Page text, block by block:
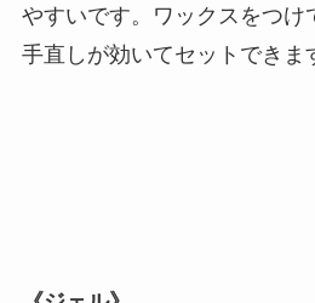
やすいです。ワックスをつけ
手直しが効いてセットできま